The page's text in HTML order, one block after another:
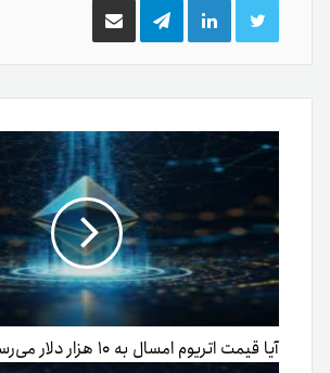
توییتر لینکدینتلگرام اشتراک
گذاری
ایمیل
آیا قیمت اتریوم امسال به ۱۰ هزار دلار می‌رسد؟